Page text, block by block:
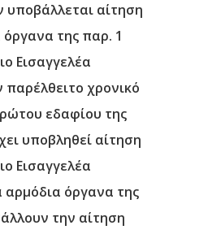
υποβάλλεται αίτηση
της παρ. 1
Εισαγγελέα
χρονικό
εδαφίου της
υποβληθεί αίτηση
Εισαγγελέα
όργανα της
την αίτηση